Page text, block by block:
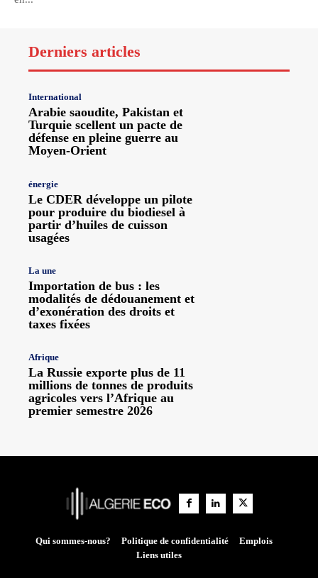
Derniers articles
International
Arabie saoudite, Pakistan et
Turquie scellent un pacte de
défense en pleine guerre au
Moyen-Orient
énergie
Le CDER développe un pilote
pour produire du biodiesel à
partir d’huiles de cuisson
usagées
La une
Importation de bus : les
modalités de dédouanement et
d’exonération des droits et
taxes fixées
Afrique
La Russie exporte plus de 11
millions de tonnes de produits
agricoles vers l’Afrique au
premier semestre 2026
Qui sommes-nous? Politique de confidentialité
Emplois
Liens utiles